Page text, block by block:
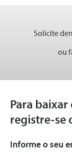
Solicite
ou
Para
registre-se
Informe o seu